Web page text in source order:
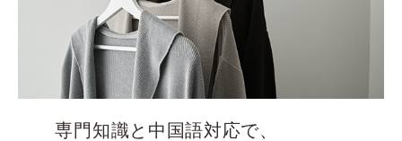
専門知識と中国語対応で、